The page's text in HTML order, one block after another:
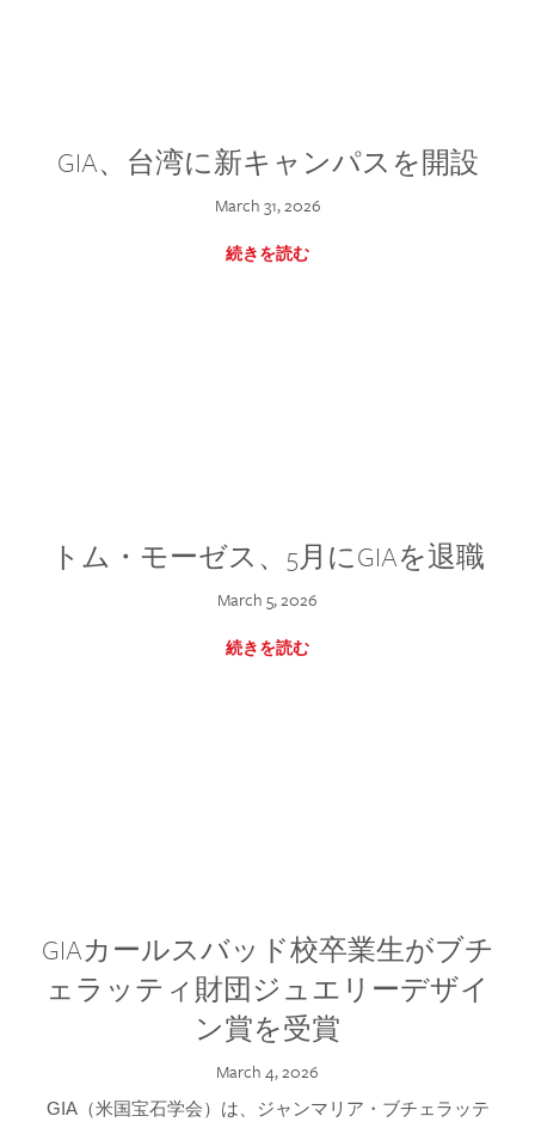
GIA、台湾に新キャンパスを開設
March 31, 2026
続きを読む
トム・モーゼス、5月にGIAを退職
March 5, 2026
続きを読む
GIAカールスバッド校卒業生がブチ
ェラッティ財団ジュエリーデザイ
ン賞を受賞
March 4, 2026
GIA（米国宝石学会）は、ジャンマリア・ブチェラッテ